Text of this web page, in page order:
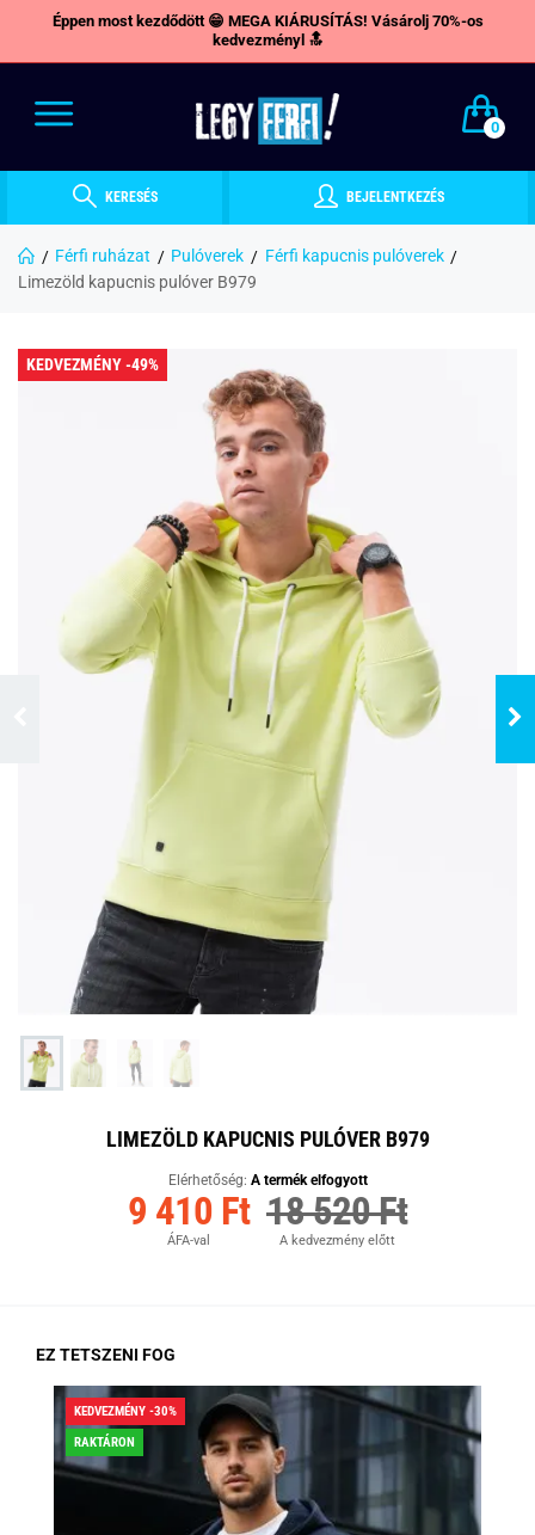
Éppen most kezdődött 😁 MEGA KIÁRUSÍTÁS! Vásárolj 70%-os
kedvezményl 🔝
0
KERESÉS BEJELENTKEZÉS
Férfi ruházat Pulóverek
Férfi kapucnis pulóverek
Limezöld kapucnis pulóver B979
KEDVEZMÉNY -49%
LIMEZÖLD KAPUCNIS PULÓVER B979
Elérhetőség: A termék elfogyott
9 410 Ft
ÁFA-val
18 520 Ft
A kedvezmény előtt
EZ TETSZENI FOG
KEDVEZMÉNY -30%
RAKTÁRON